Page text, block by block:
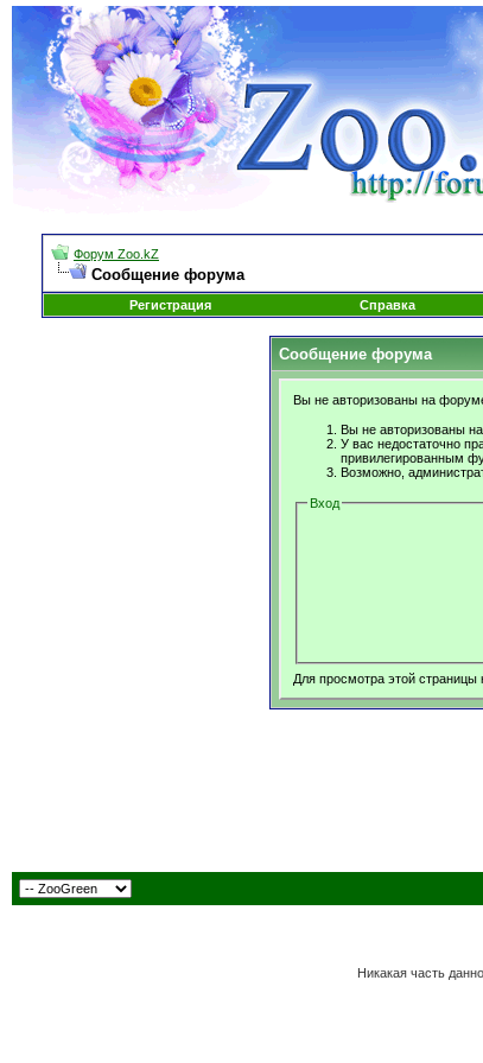
Форум Zoo.kZ
Сообщение форума
Регистрация
Справка
Сообщение форума
Вы не авторизованы на
Вы не авторизованы
У вас недостаточно
привилегированным
Возможно,
Вход
Для просмотра этой страницы
Никакая часть